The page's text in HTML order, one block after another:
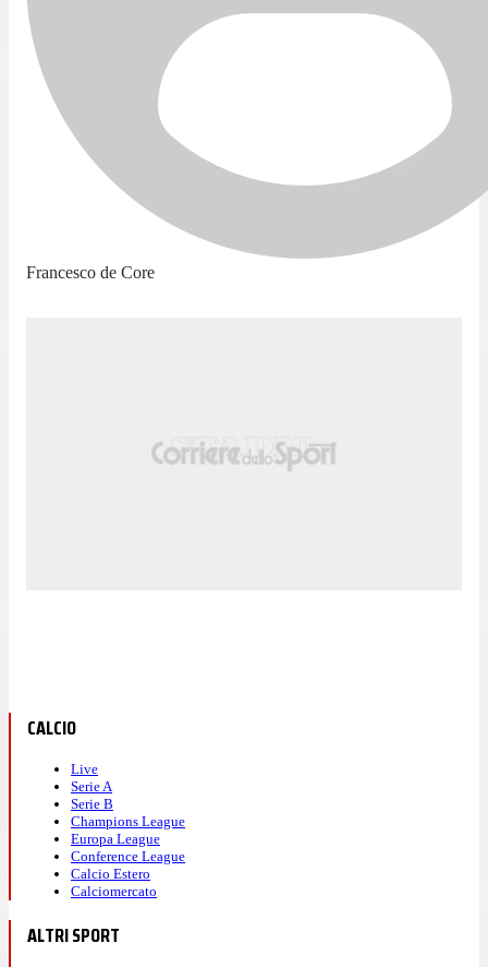
Francesco de Core
CALCIO
Live
Serie A
Serie B
Champions League
Europa League
Conference League
Calcio Estero
Calciomercato
ALTRI SPORT